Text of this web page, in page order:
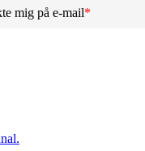
mig på e-mail*